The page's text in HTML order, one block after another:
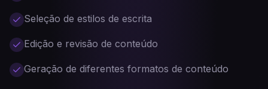
Seleção de estilos de escrita
Edição e revisão de conteúdo
Geração de diferentes formatos de conteúdo